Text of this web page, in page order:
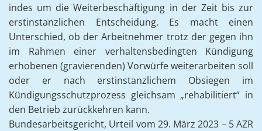
indes um die Weiterbeschäftigung in der Zeit bis zur
erstinstanzlichen Entscheidung. Es macht einen
Unterschied, ob der Arbeitnehmer trotz der gegen ihn
im Rahmen einer verhaltensbedingten Kündigung
erhobenen (gravierenden) Vorwürfe weiterarbeiten soll
oder er nach erstinstanzlichem Obsiegen im
Kündigungsschutzprozess gleichsam „rehabilitiert“ in
den Betrieb zurückkehren kann.
Bundesarbeitsgericht, Urteil vom 29. März 2023 – 5 AZR